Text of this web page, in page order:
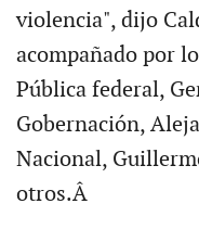
violencia", dijo
acompañado por
Pública federal,
Gobernación,
Nacional,
otros.Â